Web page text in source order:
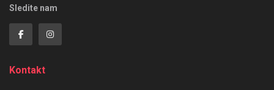
Sledite nam
Kontakt